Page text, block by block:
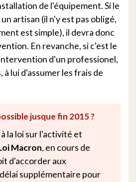
de l'équipement. Si le
artisan (il n'y est pas obligé,
est simple), il devra donc
En revanche, si c'est le
d'un professionel,
à lui d'assumer les frais de
jusque fin 2015 ?
la loi sur l'activité et
Macron, en cours de
d'accorder aux
supplémentaire pour